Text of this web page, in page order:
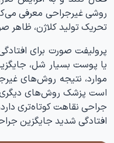
روشی غیرجراحی معرفی
تحریک تولید کلاژن، ظاهر
پرولیفت صورت برای
یا پوست بسیار شل،
موارد، نتیجه روش‌های
است پزشک روش‌های دیگری
جراحی نقاهت کوتاه‌تری
افتادگی شدید جایگزین